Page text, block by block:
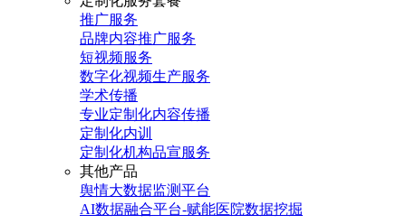
推广服务
品牌内容推广服务
短视频服务
数字化视频生产服务
学术传播
专业定制化内容传播
定制化内训
定制化机构品宣服务
其他产品
舆情大数据监测平台
AI数据融合平台-赋能医院数据挖掘